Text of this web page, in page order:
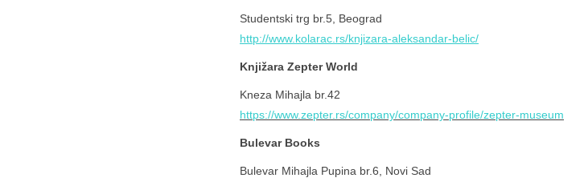
Studentski trg br.5, Beograd
http://www.kolarac.rs/knjizara-aleksandar-belic/
Knjižara Zepter World
Kneza Mihajla br.42
https://www.zepter.rs/company/company-profile/zepter-museum
Bulevar Books
Bulevar Mihajla Pupina br.6, Novi Sad